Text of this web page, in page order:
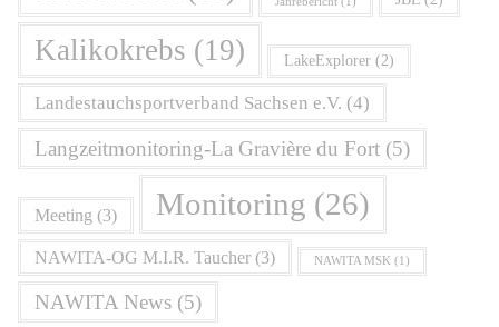
Kalikokrebs (19) LakeExplorer (2)
Landestauchsportverband Sachsen e.V. (4)
Langzeitmonitoring-La Gravière du Fort (5)
Meeting (3) Monitoring (26)
NAWITA-OG M.I.R. Taucher (3) NAWITA MSK (1)
NAWITA News (5)